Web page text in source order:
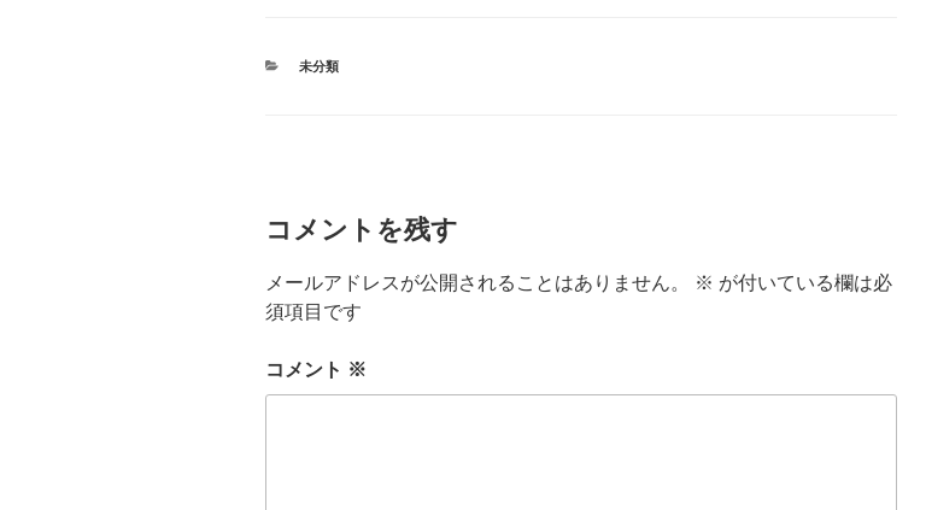
カ
未分類
コメントを残す
メールアドレスが公開されることはありません。 ※ が付いている欄は必
須項目です
コメント ※